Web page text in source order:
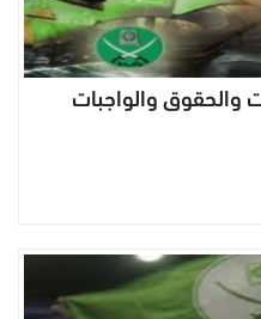
والحقوق والواجبات